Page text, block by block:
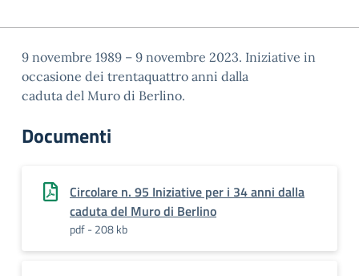
9 novembre 1989 – 9 novembre 2023. Iniziative in
occasione dei trentaquattro anni dalla
caduta del Muro di Berlino.
Documenti
Circolare n. 95 Iniziative per i 34 anni dalla
caduta del Muro di Berlino
pdf - 208 kb